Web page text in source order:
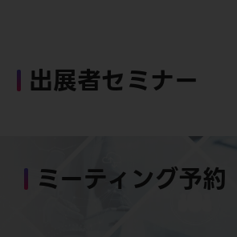
出展者セミナー
ミーティング予約